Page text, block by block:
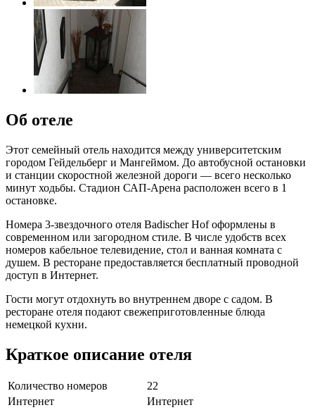
Об отеле
Этот семейный отель находится между университетским
городом Гейдельберг и Мангеймом. До автобусной остановки
и станции скоростной железной дороги — всего несколько
минут ходьбы. Стадион САП-Арена расположен всего в 1
остановке.
Номера 3-звездочного отеля Badischer Hof оформлены в
современном или загородном стиле. В числе удобств всех
номеров кабельное телевидение, стол и ванная комната с
душем. В ресторане предоставляется бесплатный проводной
доступ в Интернет.
Гости могут отдохнуть во внутреннем дворе с садом. В
ресторане отеля подают свежеприготовленные блюда
немецкой кухни.
Краткое описание отеля
Количество номеров
22
Интернет
Интернет